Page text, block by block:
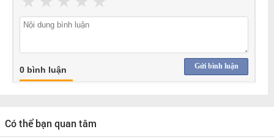
Gửi bình luận
0 bình luận
Có thể bạn quan tâm